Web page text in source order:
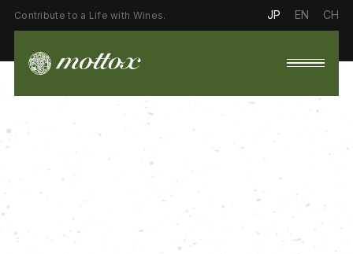
Contribute to a Life with Wines. JP EN CH